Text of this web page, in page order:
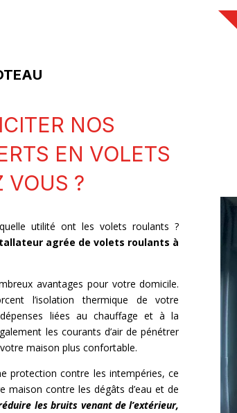
NOS
EN VOLETS
VOUS ?
utilité ont les volets roulants ?
agrée de volets roulants à
avantages pour votre domicile.
l’isolation thermique de votre
liées au chauffage et à la
les courants d’air de pénétrer
maison plus confortable.
protection contre les intempéries, ce
contre les dégâts d’eau et de
les bruits venant de l’extérieur,